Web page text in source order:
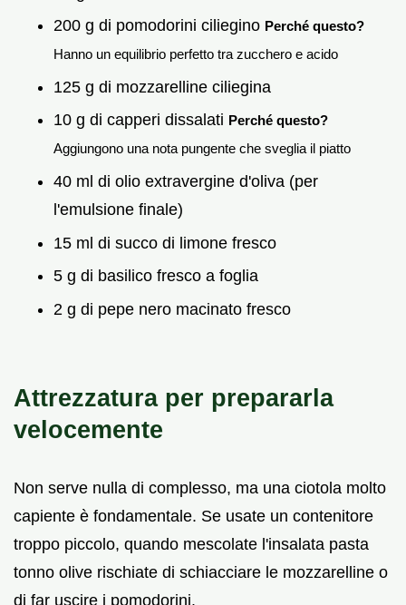
200 g di pomodorini ciliegino Perché questo?
Hanno un equilibrio perfetto tra zucchero e acido
125 g di mozzarelline ciliegina
10 g di capperi dissalati Perché questo?
Aggiungono una nota pungente che sveglia il piatto
40 ml di olio extravergine d'oliva (per
l'emulsione finale)
15 ml di succo di limone fresco
5 g di basilico fresco a foglia
2 g di pepe nero macinato fresco
Attrezzatura per prepararla
velocemente
Non serve nulla di complesso, ma una ciotola molto
capiente è fondamentale. Se usate un contenitore
troppo piccolo, quando mescolate l'insalata pasta
tonno olive rischiate di schiacciare le mozzarelline o
di far uscire i pomodorini.